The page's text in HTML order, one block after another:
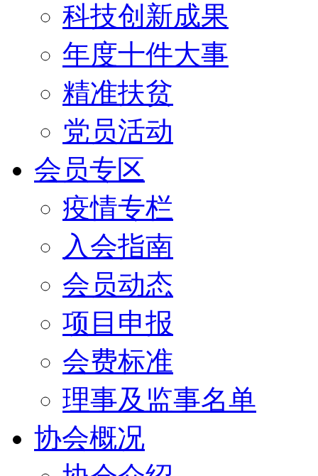
科技创新成果
年度十件大事
精准扶贫
党员活动
会员专区
疫情专栏
入会指南
会员动态
项目申报
会费标准
理事及监事名单
协会概况